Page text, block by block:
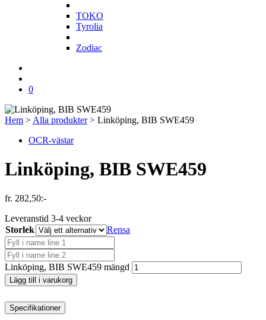
TOKO
Tyrolia
Zodiac
0
Hem > Alla produkter> Linköping, BIB SWE459
OCR-västar
Linköping, BIB SWE459
fr. 282,50:-
Leveranstid 3-4 veckor
Storlek
Rensa
Linköping, BIB SWE459 mängd
Lägg till i varukorg
Specifikationer